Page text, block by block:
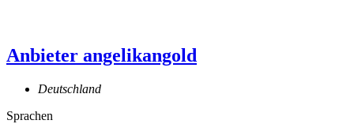
Anbieter angelikangold
Deutschland
Sprachen